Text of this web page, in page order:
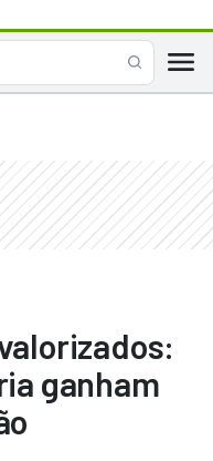
ganham